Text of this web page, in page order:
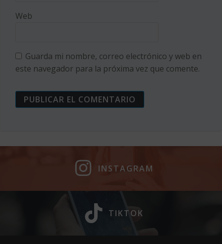
Web
Guarda mi nombre, correo electrónico y web en
este navegador para la próxima vez que comente.
INSTAGRAM
TIKTOK